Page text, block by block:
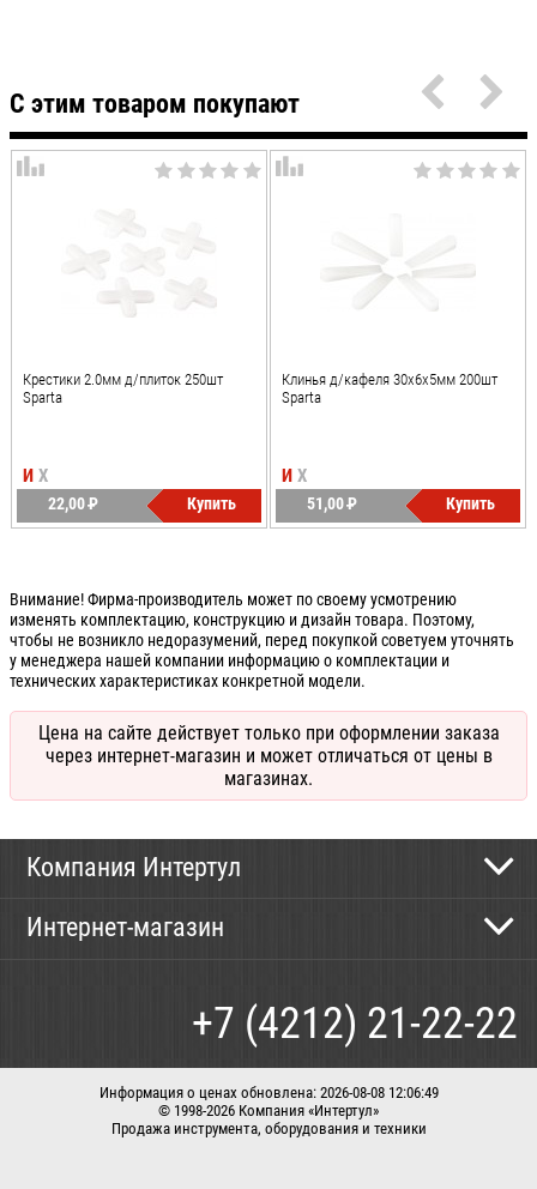
С этим товаром покупают
Крестики 2.0мм д/плиток 250шт
Sparta
И Х
22,00P
УБ.
Купить
Клинья д/кафеля 30х6х5мм 200шт
Sparta
И Х
51,00P
УБ.
Купить
Внимание! Фирма-производитель может по своему усмотрению
изменять комплектацию, конструкцию и дизайн товара. Поэтому,
чтобы не возникло недоразумений, перед покупкой советуем уточнять
у менеджера нашей компании информацию о комплектации и
технических характеристиках конкретной модели.
Цена на сайте действует только при оформлении заказа
через интернет-магазин и может отличаться от цены в
магазинах.
Компания Интертул
Новости
Интернет-магазин
Доставка
+7 (4212) 21-22-22
Информация о ценах обновлена: 2026-08-08 12:06:49
© 1998-2026 Компания «Интертул»
Продажа инструмента, оборудования и техники